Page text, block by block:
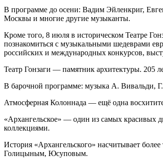
В программе до осени: Вадим Эйленкриг,
Москвы и многие другие музыканты.
Кроме того, 8 июля в историческом Театре
познакомиться с музыкальными шедеврами
российских и международных конкурсов,
Театр Гонзаги — памятник архитектуры. 205
В барочной программе: музыка А. Вивальди,
Атмосферная Колоннада — ещё одна
«Архангельское» — один из самых красивых
коллекциями.
История «Архангельского» насчитывает
Голицыным, Юсуповым.